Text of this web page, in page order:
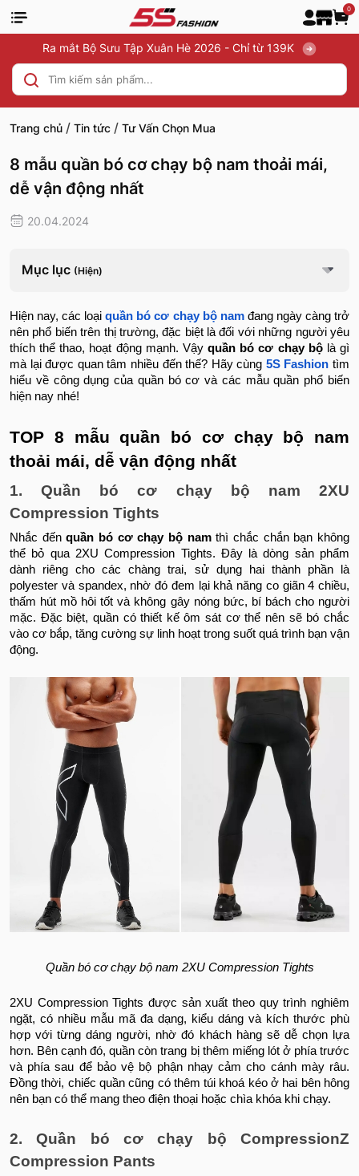
0
Ra mắt Bộ Sưu Tập Xuân Hè 2026 - Chỉ từ 139K
Trang chủ / Tin tức / Tư Vấn Chọn Mua
8 mẫu quần bó cơ chạy bộ nam thoải mái,
dễ vận động nhất
20.04.2024
Mục lục (Hiện)
Hiện nay, các loạiquần bó cơ chạy bộ nam đang ngày càng trở
nên phổ biến trên thị trường, đặc biệt là đối với những người yêu
thích thể thao, hoạt động mạnh. Vậyquần bó cơ chạy bộ là gì
mà lại được quan tâm nhiều đến thế? Hãy cùng 5S Fashion tìm
hiểu về công dụng của quần bó cơ và các mẫu quần phổ biến
hiện nay nhé!
TOP 8 mẫu quần bó cơ chạy bộ nam
thoải mái, dễ vận động nhất
1. Quần bó cơ chạy bộ nam 2XU
Compression Tights
Nhắc đếnquần bó cơ chạy bộ namthì chắc chắn bạn không
thể bỏ qua 2XU Compression Tights. Đây là dòng sản phẩm
dành riêng cho các chàng trai, sử dụng hai thành phần là
polyester và spandex, nhờ đó đem lại khả năng co giãn 4 chiều,
thấm hút mồ hôi tốt và không gây nóng bức, bí bách cho người
mặc. Đặc biệt, quần có thiết kế ôm sát cơ thể nên sẽ bó chắc
vào cơ bắp, tăng cường sự linh hoạt trong suốt quá trình bạn vận
động.
Quần bó cơ chạy bộ nam 2XU Compression Tights
2XU Compression Tights được sản xuất theo quy trình nghiêm
ngặt, có nhiều mẫu mã đa dạng, kiểu dáng và kích thước phù
hợp với từng dáng người, nhờ đó khách hàng sẽ dễ chọn lựa
hơn. Bên cạnh đó, quần còn trang bị thêm miếng lót ở phía trước
và phía sau để bảo vệ bộ phận nhạy cảm cho cánh mày râu.
Đồng thời, chiếc quần cũng có thêm túi khoá kéo ở hai bên hông
nên bạn có thể mang theo điện thoại hoặc chìa khóa khi chạy.
2. Quần bó cơ chạy bộ CompressionZ
Compression Pants